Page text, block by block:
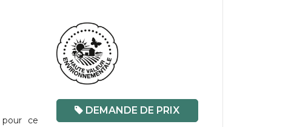
pour ce
DEMANDE DE PRIX